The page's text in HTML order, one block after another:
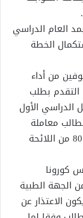
العام الدراسي
الخطة
من أداء
التقدم بطلب
الدراسي الأول
معاملة
الطلاب المتقدمين بأعذار مقبولة وفقا للمادة 80 من اللائحة
كورونا
الجهة الطبية
الاعتذار عن